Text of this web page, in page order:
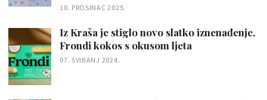
10. PROSINAC 2025.
Iz Kraša je stiglo novo slatko iznenađenje,
Frondi kokos s okusom ljeta
07. SVIBANJ 2024.